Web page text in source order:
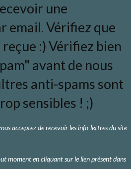
une
email. Vérifiez que
:) Vérifiez bien
avant de nous
anti-spams sont
sensibles ! ;)
acceptez de recevoir les info-lettres du site
moment en cliquant sur le lien présent dans